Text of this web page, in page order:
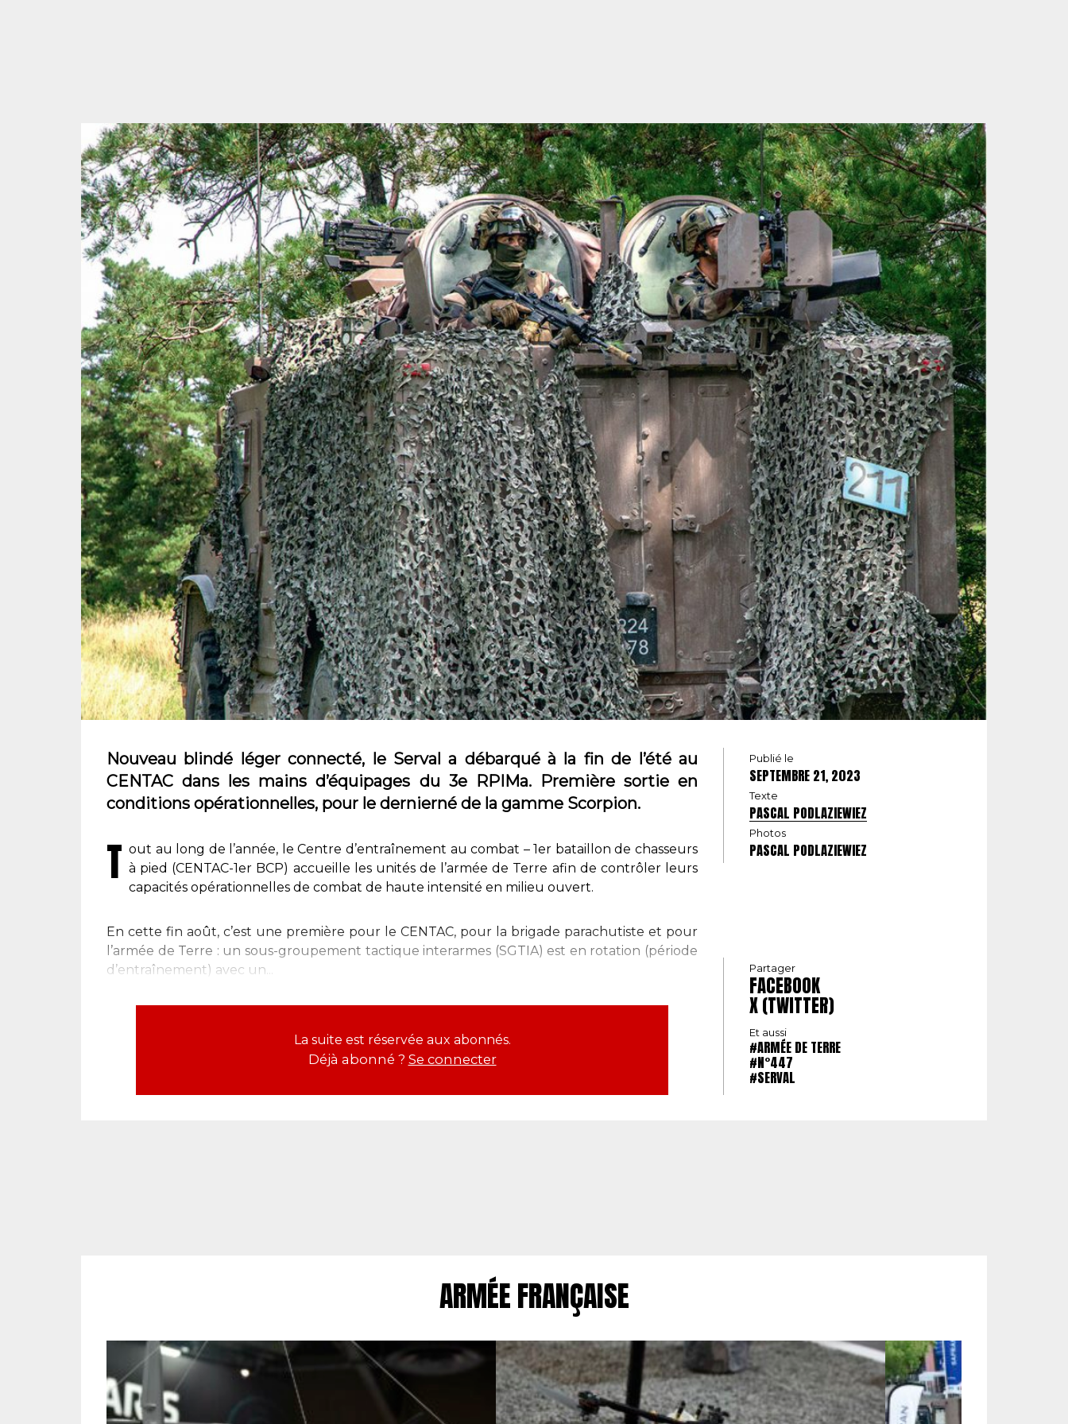
Nouveau blindé léger connecté, le Serval a débarqué à la fin de l’été au
CENTAC dans les mains d’équipages du 3e RPIMa. Première sortie en
conditions opérationnelles, pour le dernierné de la gamme Scorpion.
T out au long de l’année, le Centre d’entraînement au combat – 1er bataillon de chasseurs
à pied (CENTAC-1er BCP) accueille les unités de l’armée de Terre afin de contrôler leurs
capacités opérationnelles de combat de haute intensité en milieu ouvert.
En cette fin août, c’est une première pour le CENTAC, pour la brigade parachutiste et pour
l’armée de Terre : un sous-groupement tactique interarmes (SGTIA) est en rotation (période
d’entraînement) avec un...
La suite est réservée aux abonnés.
Déjà abonné ? Se connecter
Publié le
SEPTEMBRE 21, 2023
Texte
PASCAL PODLAZIEWIEZ
Photos
PASCAL PODLAZIEWIEZ
Partager
FACEBOOK
X (TWITTER)
Et aussi
#ARMÉE DE TERRE
#N°447
#SERVAL
ARMÉE FRANÇAISE